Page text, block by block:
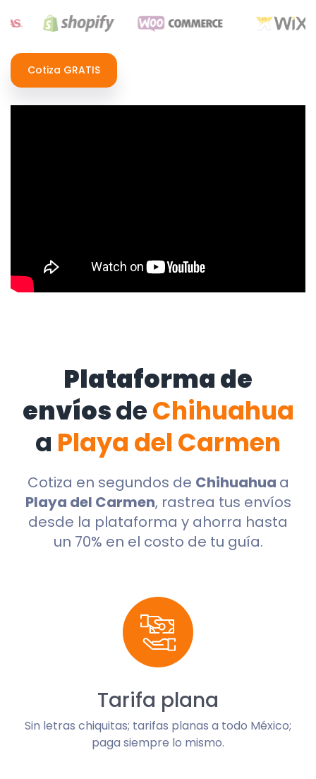
Cotiza GRATIS
Plataforma de
envíosdeChihuahua
a Playa del Carmen
Cotiza en segundos de Chihuahua a
Playa del Carmen, rastrea tus envíos
desde la plataforma y ahorra hasta
un 70% en el costo de tu guía.
Tarifa plana
Sin letras chiquitas; tarifas planas a todo México;
paga siempre lo mismo.